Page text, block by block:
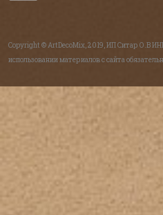
Copyright © ArtDecoMix, 2019, ИП Ситар О.В
использовании материалов с сайта